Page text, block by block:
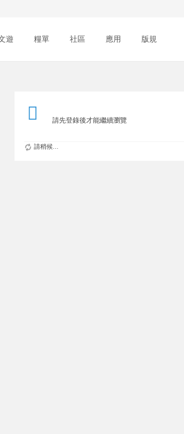
遊 糧單 社區 應用 版規
請先登錄後才能繼續瀏覽
請稍候...